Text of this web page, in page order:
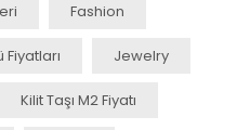
Fashion
Fiyatları Jewelry
Kilit Taşı M2 Fiyatı